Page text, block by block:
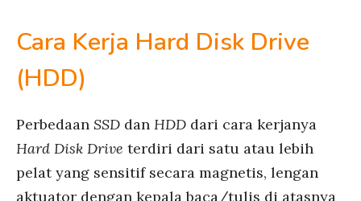
Cara Kerja Hard Disk Drive
(HDD)
Perbedaan SSD dan HDD dari cara kerjanya
Hard Disk Drive terdiri dari satu atau lebih
pelat yang sensitif secara magnetis, lengan
aktuator dengan kepala baca/tulis di atasnya